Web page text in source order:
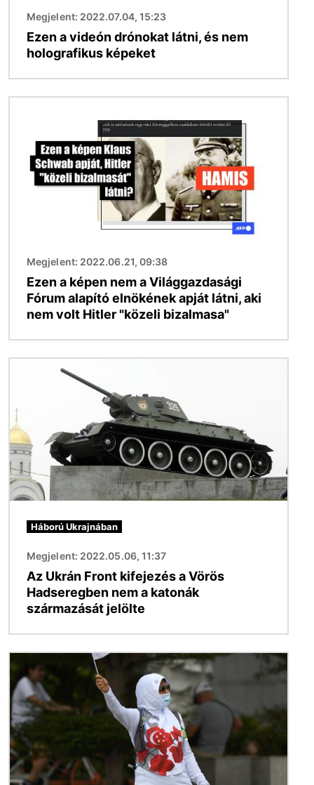
Megjelent: 2022.07.04, 15:23
Ezen a videón drónokat látni, és nem
holografikus képeket
Megjelent: 2022.06.21, 09:38
Ezen a képen nem a Világgazdasági
Fórum alapító elnökének apját látni, aki
nem volt Hitler "közeli bizalmasa"
Háború Ukrajnában
Megjelent: 2022.05.06, 11:37
Az Ukrán Front kifejezés a Vörös
Hadseregben nem a katonák
származását jelölte
Kép